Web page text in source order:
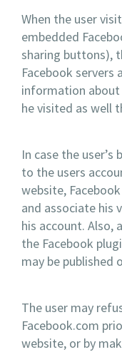
When the user
embedded
sharing buttons),
Facebook servers
information about
he visited as well
In case the
to the users
website,
and associate his
his account. Also,
the Facebook
may be published
The user may
Facebook.com
website, or by